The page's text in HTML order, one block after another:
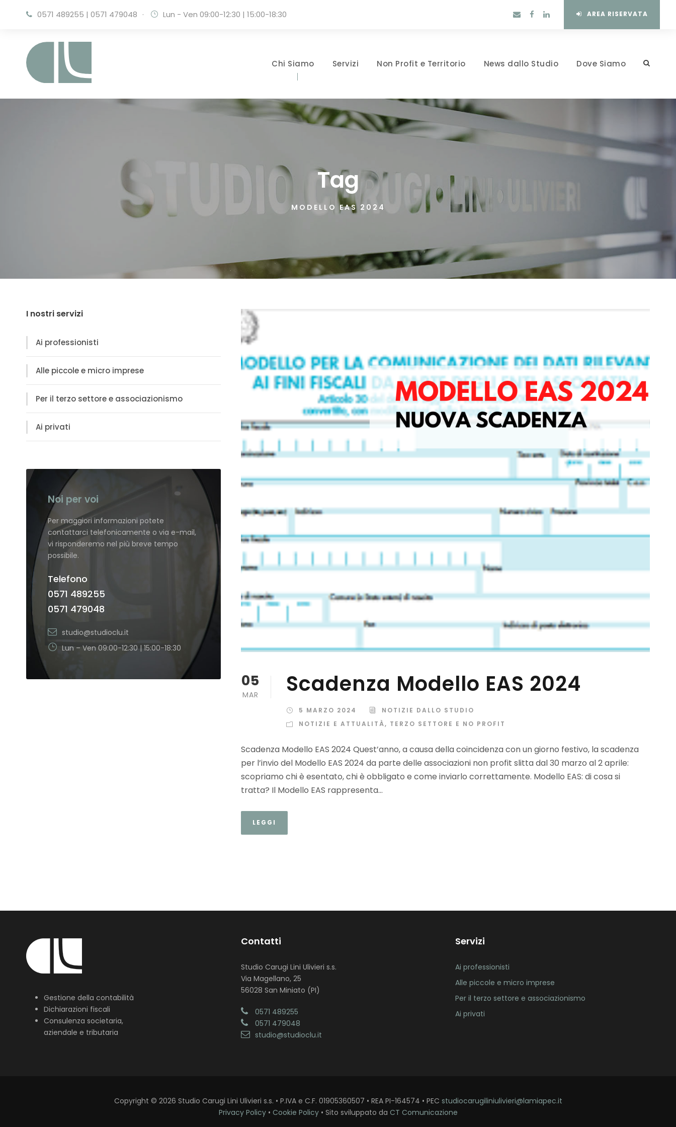
0571 489255 | 0571 479048 · Lun - Ven 09:00-12:30 | 15:00-18:30 AREA RISERVATA
Chi Siamo Servizi Non Profit e Territorio News dallo Studio Dove Siamo
Tag
MODELLO EAS 2024
05
MAR Scadenza Modello EAS 2024
5 MARZO 2024
NOTIZIE DALLO STUDIO
NOTIZIE E ATTUALITÀ, TERZO SETTORE E NO PROFIT
Scadenza Modello EAS 2024 Quest’anno, a causa della coincidenza con un giorno festivo, la scadenza
per l’invio del Modello EAS 2024 da parte delle associazioni non profit slitta dal 30 marzo al 2 aprile:
scopriamo chi è esentato, chi è obbligato e come inviarlo correttamente. Modello EAS: di cosa si
tratta? Il Modello EAS rappresenta...
LEGGI
I nostri servizi
Ai professionisti
Alle piccole e micro imprese
Per il terzo settore e associazionismo
Ai privati
Noi per voi
Per maggiori informazioni potete
contattarci telefonicamente o via e-mail,
vi risponderemo nel più breve tempo
possibile.
Telefono
0571 489255
0571 479048
studio@studioclu.it
Lun – Ven 09:00-12:30 | 15:00-18:30
Gestione della contabilità
Dichiarazioni fiscali
Consulenza societaria,
aziendale e tributaria
Contatti
Studio Carugi Lini Ulivieri s.s.
Via Magellano, 25
56028 San Miniato (PI)
0571 489255
0571 479048
studio@studioclu.it
Servizi
Ai professionisti
Alle piccole e micro imprese
Per il terzo settore e associazionismo
Ai privati
Copyright © 2026 Studio Carugi Lini Ulivieri s.s. • P.IVA e C.F. 01905360507 • REA PI-164574 • PEC studiocarugiliniulivieri@lamiapec.it
Privacy Policy• Cookie Policy• Sito sviluppato da CT Comunicazione